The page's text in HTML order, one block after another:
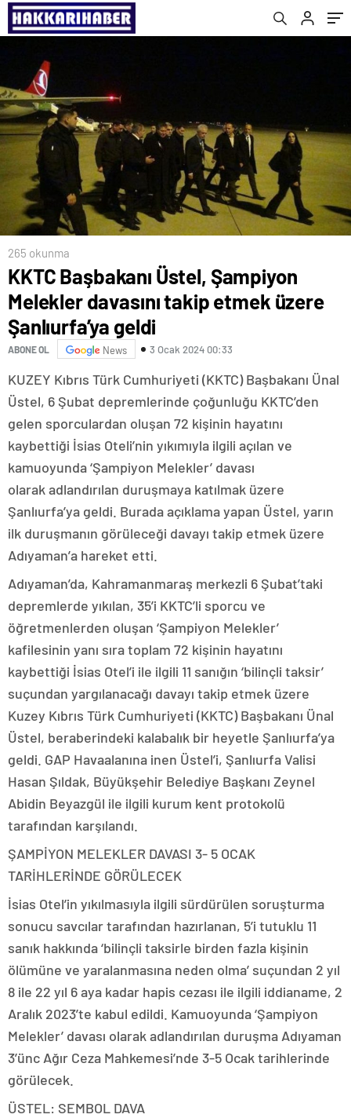
265 okunma
KKTC Başbakanı Üstel, Şampiyon
Melekler davasını takip etmek üzere
Şanlıurfa’ya geldi
ABONE OL News 3 Ocak 2024 00:33
KUZEY Kıbrıs Türk Cumhuriyeti (KKTC) Başbakanı Ünal
Üstel, 6 Şubat depremlerinde çoğunluğu KKTC’den
gelen sporculardan oluşan 72 kişinin hayatını
kaybettiği İsias Oteli’nin yıkımıyla ilgili açılan ve
kamuoyunda ‘Şampiyon Melekler’ davası
olarak adlandırılan duruşmaya katılmak üzere
Şanlıurfa’ya geldi. Burada açıklama yapan Üstel, yarın
ilk duruşmanın görüleceği davayı takip etmek üzere
Adıyaman’a hareket etti.
Adıyaman’da, Kahramanmaraş merkezli 6 Şubat’taki
depremlerde yıkılan, 35’i KKTC’li sporcu ve
öğretmenlerden oluşan ‘Şampiyon Melekler’
kafilesinin yanı sıra toplam 72 kişinin hayatını
kaybettiği İsias Otel’i ile ilgili 11 sanığın ‘bilinçli taksir’
suçundan yargılanacağı davayı takip etmek üzere
Kuzey Kıbrıs Türk Cumhuriyeti (KKTC) Başbakanı Ünal
Üstel, beraberindeki kalabalık bir heyetle Şanlıurfa’ya
geldi. GAP Havaalanına inen Üstel’i, Şanlıurfa Valisi
Hasan Şıldak, Büyükşehir Belediye Başkanı Zeynel
Abidin Beyazgül ile ilgili kurum kent protokolü
tarafından karşılandı.
ŞAMPİYON MELEKLER DAVASI 3- 5 OCAK
TARİHLERİNDE GÖRÜLECEK
İsias Otel’in yıkılmasıyla ilgili sürdürülen soruşturma
sonucu savcılar tarafından hazırlanan, 5’i tutuklu 11
sanık hakkında ‘bilinçli taksirle birden fazla kişinin
ölümüne ve yaralanmasına neden olma’ suçundan 2 yıl
8 ile 22 yıl 6 aya kadar hapis cezası ile ilgili iddianame, 2
Aralık 2023’te kabul edildi. Kamuoyunda ‘Şampiyon
Melekler’ davası olarak adlandırılan duruşma Adıyaman
3’ünc Ağır Ceza Mahkemesi’nde 3-5 Ocak tarihlerinde
görülecek.
ÜSTEL: SEMBOL DAVA